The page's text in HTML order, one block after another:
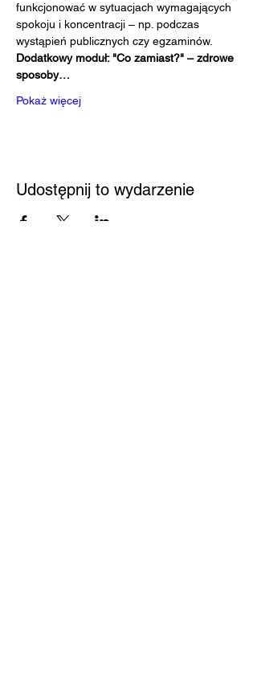
funkcjonować w sytuacjach wymagających
spokoju i koncentracji – np. podczas
wystąpień publicznych czy egzaminów.
Dodatkowy moduł: "Co zamiast?" – zdrowe
sposoby…
Pokaż więcej
Udostępnij to wydarzenie